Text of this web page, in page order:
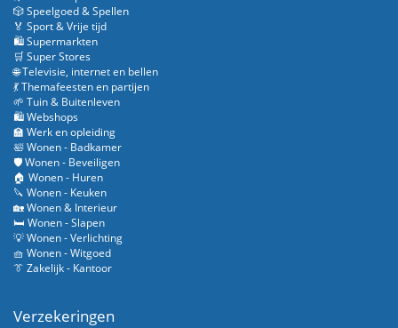
🎲 Speelgoed & Spellen
🏅 Sport & Vrije tijd
🛍️ Supermarkten
🛒 Super Stores
🌐 Televisie, internet en bellen
💃 Themafeesten en partijen
🌱 Tuin & Buitenleven
🛍️ Webshops
🏫 Werk en opleiding
🛀 Wonen - Badkamer
🛡️ Wonen - Beveiligen
🏠 Wonen - Huren
🔪 Wonen - Keuken
🏡 Wonen & Interieur
🛏️ Wonen - Slapen
💡 Wonen - Verlichting
🧺 Wonen - Witgoed
👔 Zakelijk - Kantoor
Verzekeringen